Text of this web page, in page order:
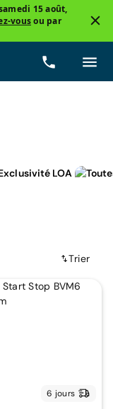
15 août,
vousou par
Essence
Trier
6 jours